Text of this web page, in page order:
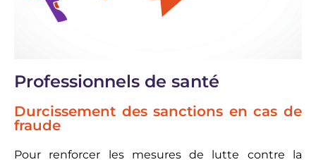
Professionnels de santé
Durcissement des sanctions en cas de
fraude
Pour renforcer les mesures de lutte contre la